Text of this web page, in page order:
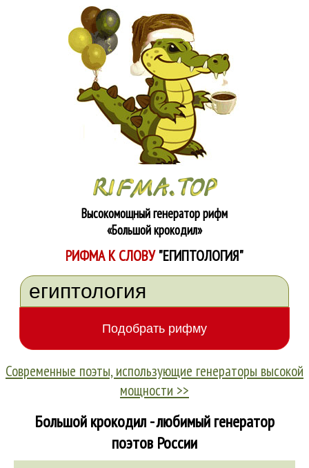
Высокомощный генератор рифм
«Большой крокодил»
РИФМА К СЛОВУ"ЕГИПТОЛОГИЯ"
Современные поэты, использующие генераторы высокой
мощности >>
Большой крокодил - любимый генератор
поэтов России